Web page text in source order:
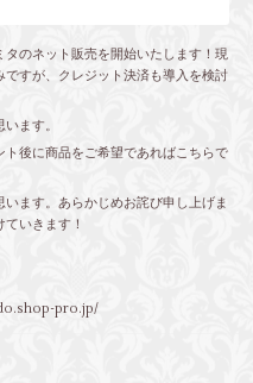
のネット販売を開始いたします！現
すが、クレジット決済も導入を検討
ます。
後に商品をご希望であればこちらで
ます。あらかじめお詫び申し上げま
いきます！
pro.jp/